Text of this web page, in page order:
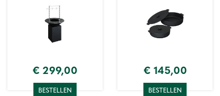
€ 299,00
BESTELLEN
€ 145,00
BESTELLEN